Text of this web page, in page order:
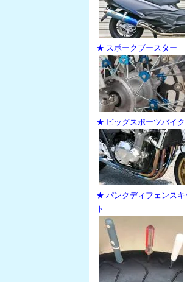
★ スポークブースター
★ ビッグスポーツバイク
★ パンクディフェンスキ
ト